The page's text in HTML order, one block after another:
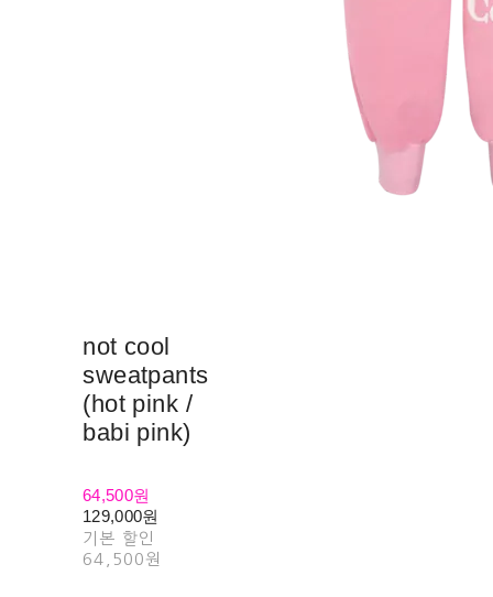
not cool
sweatpants
(hot pink /
babi pink)
64,500원
129,000원
기본 할인
64,500원